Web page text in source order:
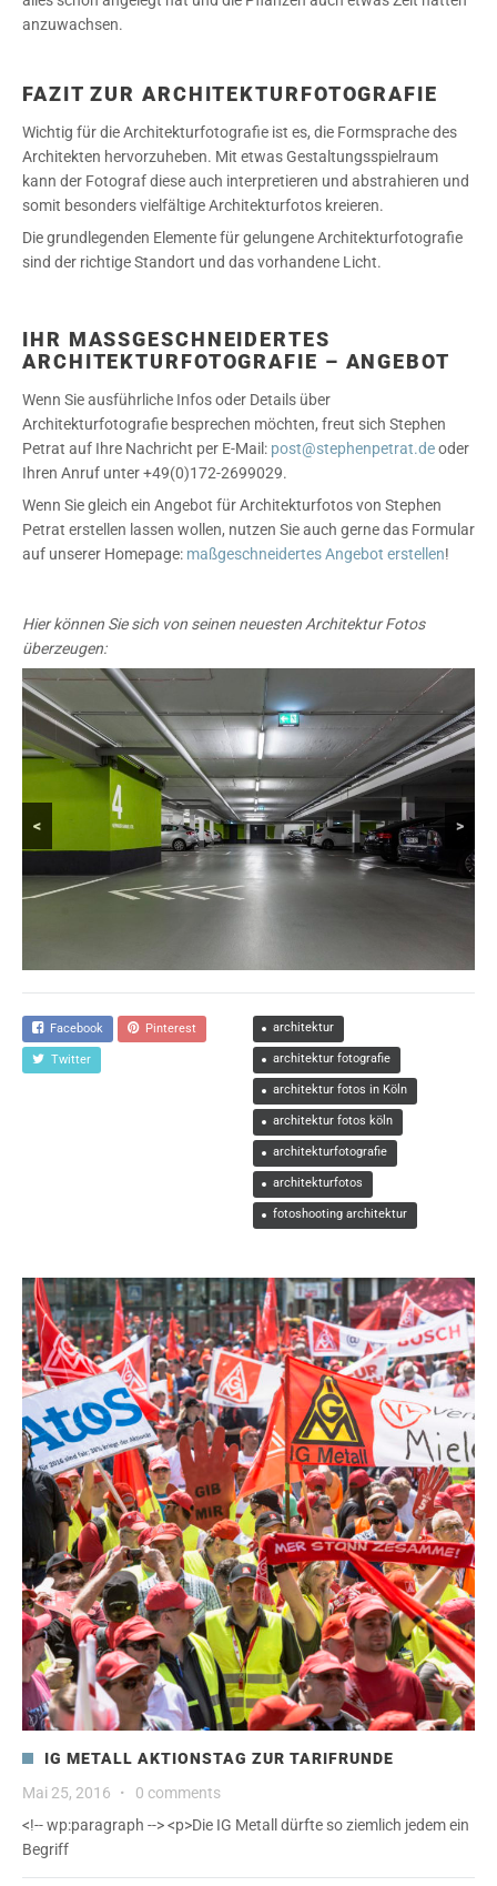
anzuwachsen.
FAZIT ZUR ARCHITEKTURFOTOGRAFIE
Wichtig für die Architekturfotografie ist es, die Formsprache des
Architek­ten hervorzuheben. Mit etwas Gestaltungsspielraum
kann der Fotograf diese auch interpretieren und abstrahieren und
somit besonders vielfältige Architekturfotos kreieren.
Die grundlegenden Elemente für gelungene Architekturfotografie
sind der richtige Standort und das vorhandene Licht.
IHR MASSGESCHNEIDERTES A
RCHITEKTURFOTOGRAFIE – ANGEBOT
Wenn Sie ausführliche Infos oder Details über
Architekturfotografie besprechen möchten, freut sich Stephen
Petrat auf Ihre Nachricht per E-Mail: post@stephenpetrat.deoder
Ihren Anruf unter +49(0)172-2699029.
Wenn Sie gleich ein Angebot für Architekturfotos von Stephen
Petrat erstellen lassen wollen, nutzen Sie auch gerne das Formular
auf unserer Homepage: maßgeschneidertes Angebot erstellen!
Hier können Sie sich von seinen neuesten Architektur Fotos
überzeugen:
< >
Facebook Pinterest
Twitter
architektur
architektur fotografie
architektur fotos in Köln
architektur fotos köln
architekturfotografie
architekturfotos
fotoshooting architektur
IG METALL AKTIONSTAG ZUR TARIFRUNDE
Mai 25, 2016
·
0 comments
<!-- wp:paragraph --> <p>Die IG Metall dürfte so ziemlich jedem ein
Begriff